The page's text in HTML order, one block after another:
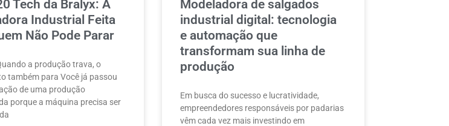
Tech da Bralyx: A
Industrial Feita
Não Pode Parar
a produção trava, o
também para Você já passou
de uma produção
porque a máquina precisa ser
Modeladora de salgados
industrial digital: tecnologia
e automação que
transformam sua linha de
produção
Em busca do sucesso e lucratividade,
empreendedores responsáveis por padarias
vêm cada vez mais investindo em